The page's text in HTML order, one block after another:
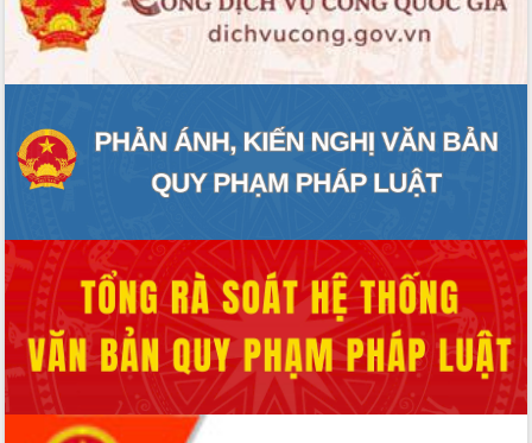
THỐNG KÊ TRUY CẬP
Hôm nay: 3255
Tất cả: 66088923